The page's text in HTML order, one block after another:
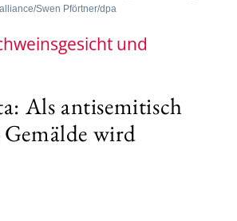
Swen Pförtner/dpa
und
Als antisemitisch
wird